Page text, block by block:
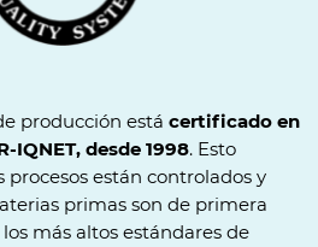
producción está certificado en
IQNET, desde 1998. Esto
están controlados y
primas son de primera
más altos estándares de